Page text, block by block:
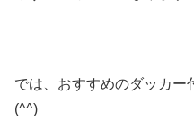
では、おすすめのダッカー
(^^)